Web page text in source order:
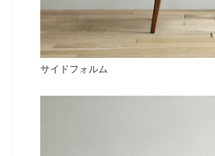
サイドフォルム